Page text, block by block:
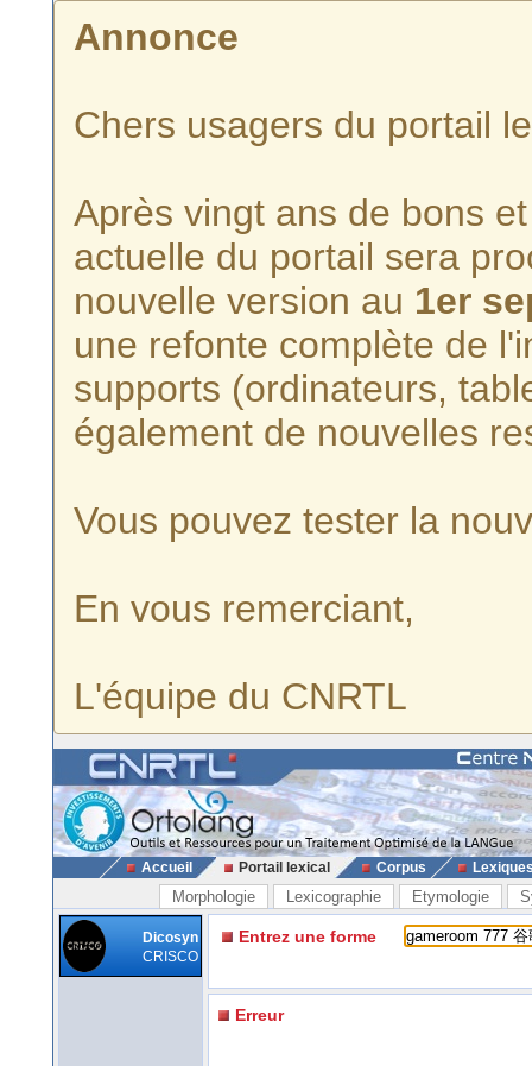
Annonce
Chers usagers du portail
Après vingt ans de bons
actuelle du portail sera
nouvelle version au 1er
une refonte complète de
supports (ordinateurs,
également de nouvelles
Vous pouvez tester la
En vous remerciant,
L'équipe du CNRTL
Accueil Portail lexical Corpus
Morphologie Lexicographie Etymologie
Dicosyn
CRISCO
Entrez une forme
Erreur